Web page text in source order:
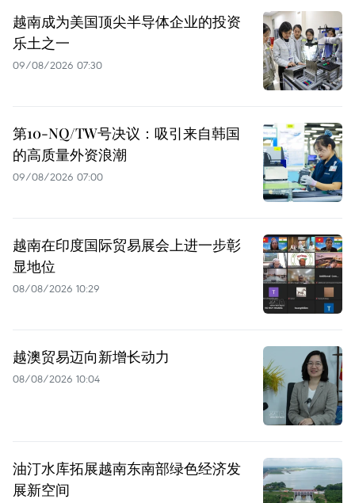
越南成为美国顶尖半导体企业的投资
乐土之一
09/08/2026 07:30
第10-NQ/TW号决议：吸引来自韩国
的高质量外资浪潮
09/08/2026 07:00
越南在印度国际贸易展会上进一步彰
显地位
08/08/2026 10:29
越澳贸易迈向新增长动力
08/08/2026 10:04
油汀水库拓展越南东南部绿色经济发
展新空间